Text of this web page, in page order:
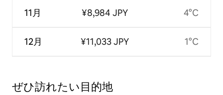
11月
12月
¥8,984 JPY
¥11,033 JPY
4°C
1°C
ぜひ訪⁠れ⁠た⁠い目⁠的⁠地